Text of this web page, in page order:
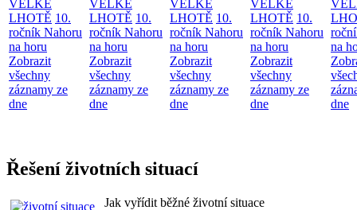
VELKÉ
LHOTĚ 10.
ročník Nahoru
na horu
Zobrazit
všechny
záznamy ze
dne
VELKÉ
LHOTĚ 10.
ročník Nahoru
na horu
Zobrazit
všechny
záznamy ze
dne
VELKÉ
LHOTĚ 10.
ročník Nahoru
na horu
Zobrazit
všechny
záznamy ze
dne
VELKÉ
LHOTĚ 10.
ročník Nahoru
na horu
Zobrazit
všechny
záznamy ze
dne
na
dne
Řešení životních situací
Jak vyřídit běžné životní situace